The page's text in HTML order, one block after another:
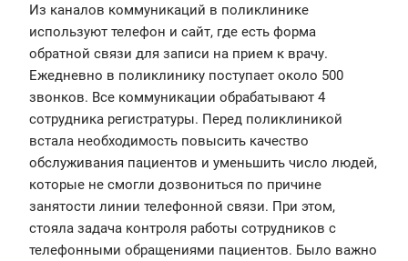
Из каналов коммуникаций в поликлинике
используют телефон и сайт, где есть форма
обратной связи для записи на прием к врачу.
Ежедневно в поликлинику поступает около 500
звонков. Все коммуникации обрабатывают 4
сотрудника регистратуры. Перед поликлиникой
встала необходимость повысить качество
обслуживания пациентов и уменьшить число людей,
которые не смогли дозвониться по причине
занятости линии телефонной связи. При этом,
стояла задача контроля работы сотрудников с
телефонными обращениями пациентов. Было важно